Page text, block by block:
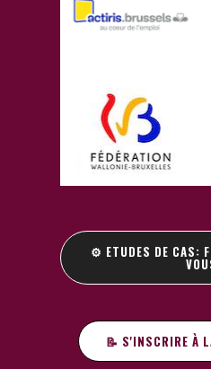
⚙️ ETUDES DE CAS:
📝 S'INSCRIRE À